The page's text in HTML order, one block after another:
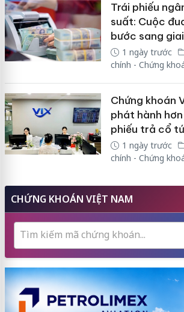
Trái phiếu
suất: Cuộc
bước sang
1 ngày trước
chính - Chứng
Chứng khoán
phát hành
phiếu trả cổ
1 ngày trước
chính - Chứng
CHỨNG KHOÁN VIỆT NAM
Tìm kiếm mã chứng khoán...